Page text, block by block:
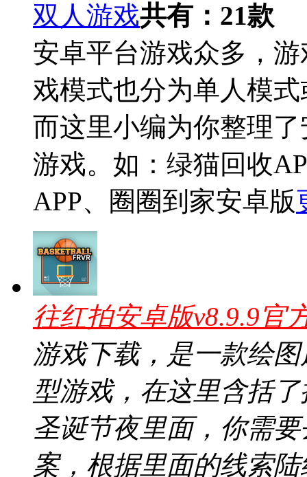
双人游戏共有： 21款
安卓平台游戏众多，
戏模式也分为单人模
而这里小编为你整理
游戏。如：绿猫回收
APP、圈圈到家安卓版
往红拍安卓版v8.9.9官
游戏下载，是一款绘
型游戏，在这里含括
圣诞节夜里面，你需
案，根据里面的线索